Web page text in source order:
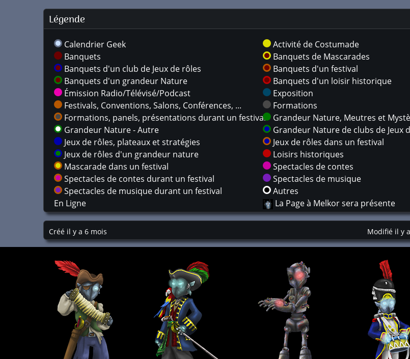
Légende
Calendrier Geek
Activité de Costumade
Banquets
Banquets de Mascarades
Banquets d'un club de Jeux de rôles
Banquets d'un festival
Banquets d'un grandeur Nature
Banquets d'un loisir historique
Émission Radio/Télévisé/Podcast
Exposition
Festivals, Conventions, Salons, Conférences, ...
Formations
Formations, panels, présentations durant un festival
Grandeur Nature, Meutres et
Grandeur Nature - Autre
Grandeur Nature de clubs de Jeux
Jeux de rôles, plateaux et stratégies
Jeux de rôles dans un festival
Jeux de rôles d'un grandeur nature
Loisirs historiques
Mascarade dans un festival
Spectacles de contes
Spectacles de contes durant un festival
Spectacles de musique
Spectacles de musique durant un festival
Autres
En Ligne
La Page à Melkor sera présente
Créé il y a 6 mois Modifié il y